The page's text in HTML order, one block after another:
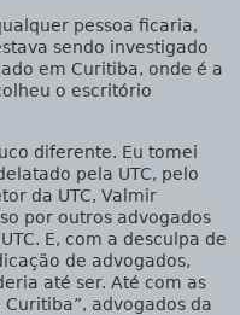
pessoa ficaria,
sendo investigado
em Curitiba, onde é a
o escritório
diferente. Eu tomei
pela UTC, pelo
da UTC, Valmir
por outros advogados
E, com a desculpa de
de advogados,
até ser. Até com as
advogados da